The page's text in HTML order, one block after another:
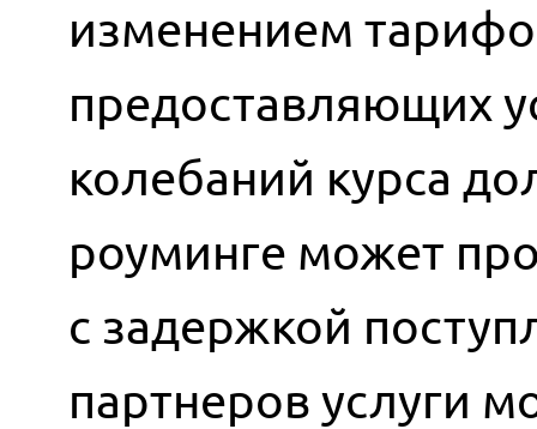
изменением
предоставляющих
колебаний курса
роуминге может
с задержкой
партнеров услуги